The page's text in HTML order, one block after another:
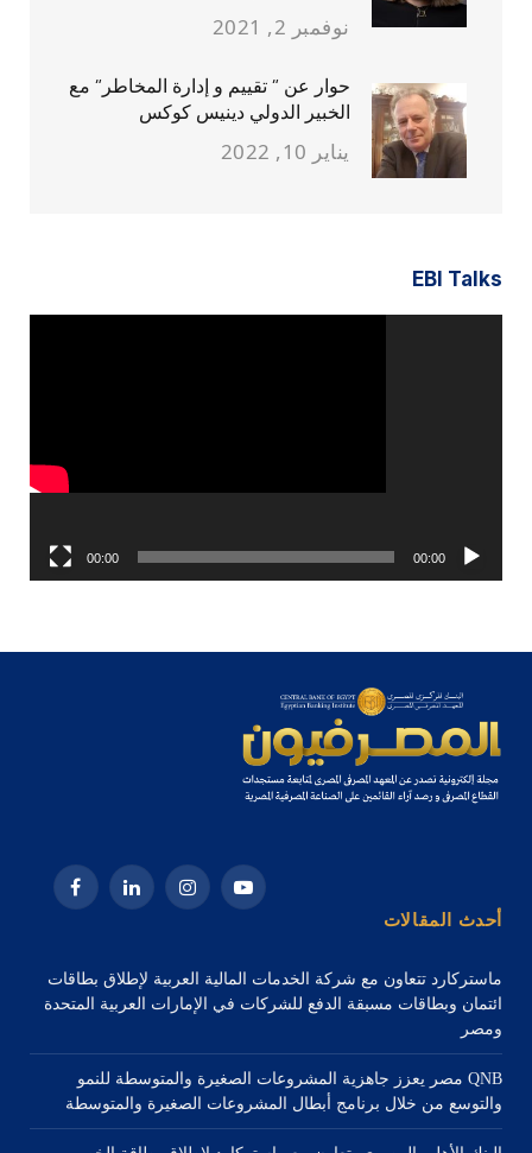
نوفمبر 2, 2021
حوار عن ” تقييم و إدارة المخاطر” مع
الخبير الدولي دينيس كوكس
يناير 10, 2022
EBI Talks
00:00
00:00
يوتيوب الانستغراملينكدإن فيسبوك
أحدث المقالات
ماستركارد تتعاون مع شركة الخدمات المالية العربية لإطلاق بطاقات
ائتمان وبطاقات مسبقة الدفع للشركات في الإمارات العربية المتحدة
ومصر
QNB مصر يعزز جاهزية المشروعات الصغيرة والمتوسطة للنمو
والتوسع من خلال برنامج أبطال المشروعات الصغيرة والمتوسطة